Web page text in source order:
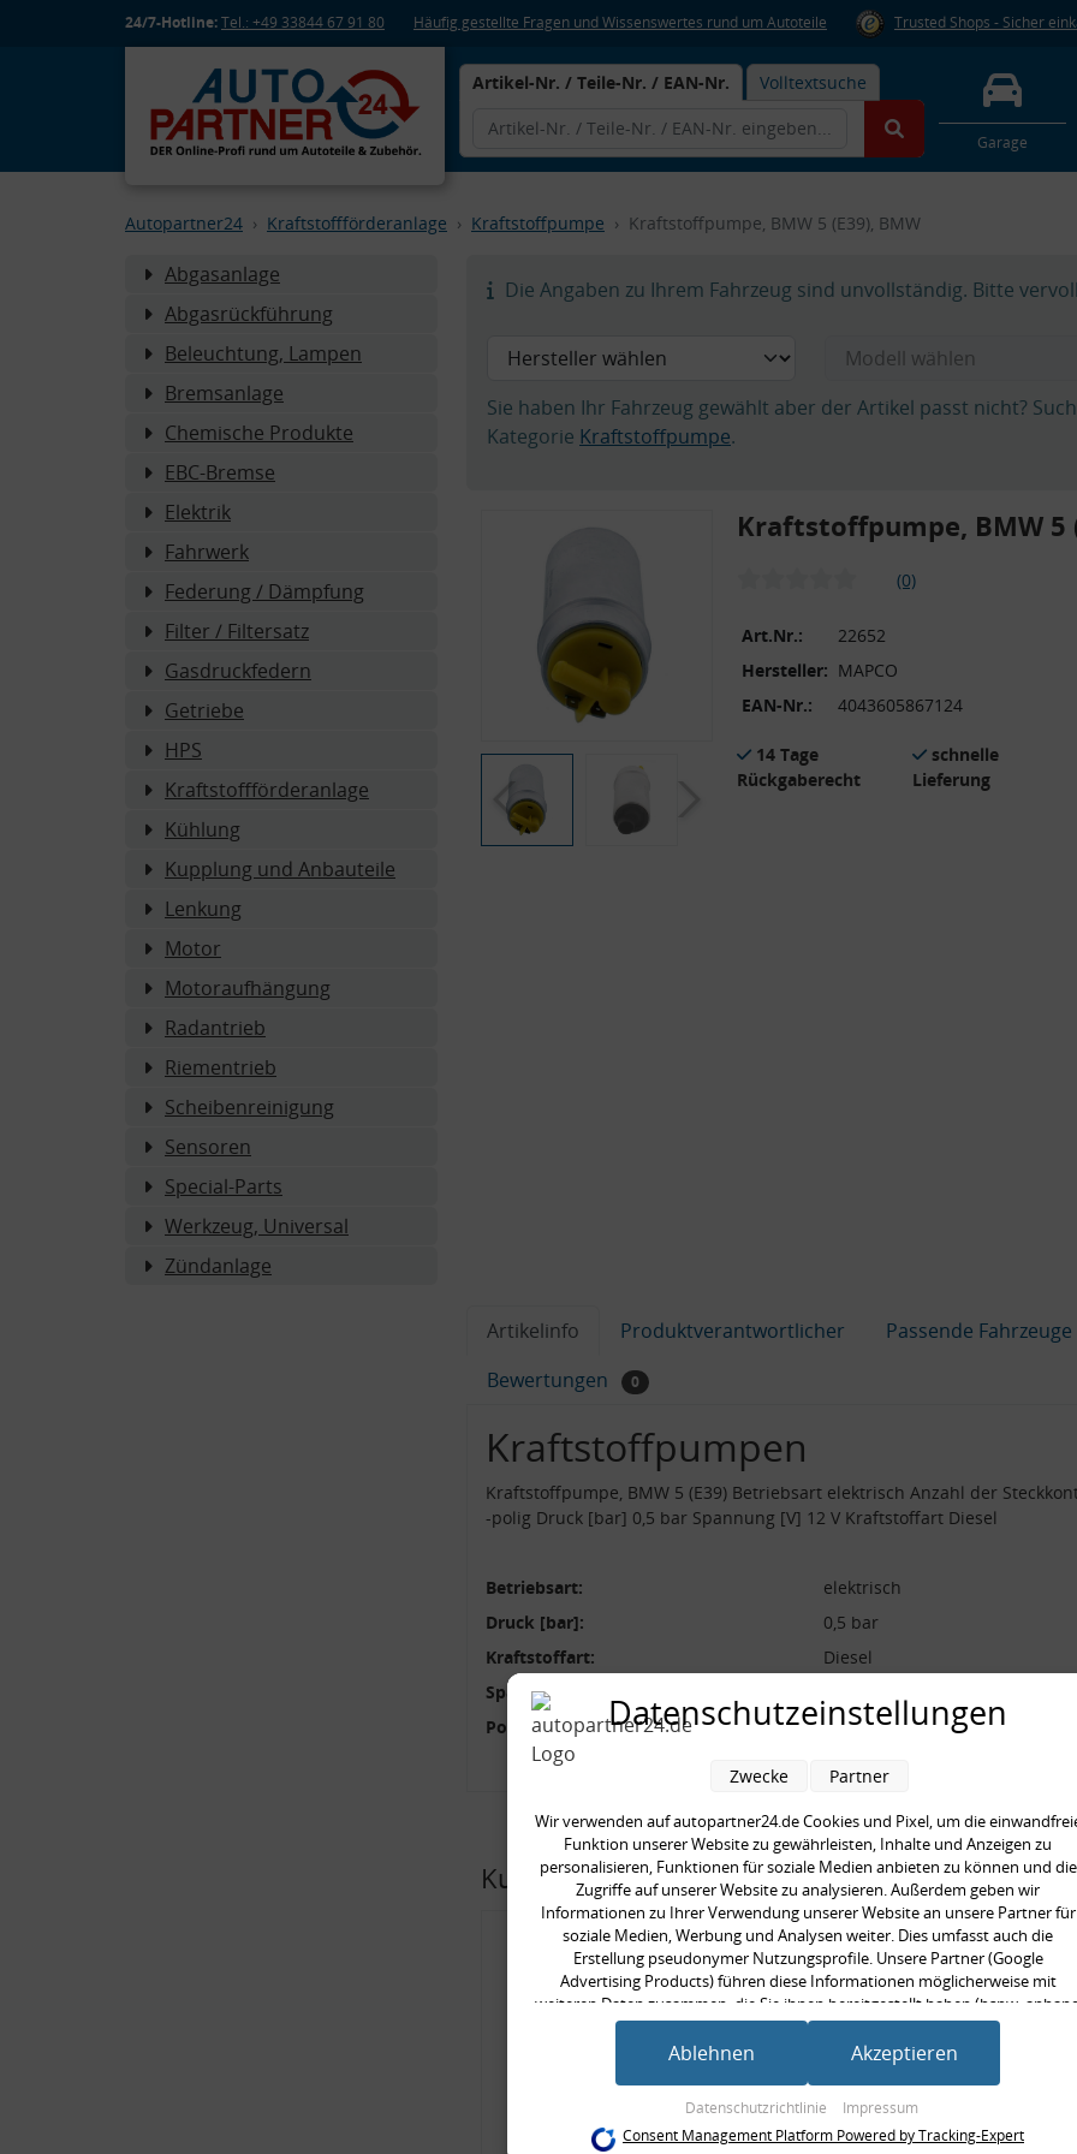
24/7-Hotline:Tel.: +49 33844 67 91 80 Häufig gestellte Fragen und Wissenswertes rund um Autoteile Trusted Shops - Sicher
Artikel-Nr. / Teile-Nr. / EAN-Nr. Volltextsuche
Garage
Autopartner24 Kraftstoffförderanlage Kraftstoffpumpe Kraftstoffpumpe, BMW 5 (E39), BMW
Abgasanlage
Abgasrückführung
Beleuchtung, Lampen
Bremsanlage
Chemische Produkte
EBC-Bremse
Elektrik
Fahrwerk
Federung / Dämpfung
Filter / Filtersatz
Gasdruckfedern
Getriebe
HPS
Kraftstoffförderanlage
Kühlung
Kupplung und Anbauteile
Lenkung
Motor
Motoraufhängung
Radantrieb
Riementrieb
Scheibenreinigung
Sensoren
Special-Parts
Werkzeug, Universal
Zündanlage
Die Angaben zu Ihrem Fahrzeug sind unvollständig. Bitte
Sie haben Ihr Fahrzeug gewählt aber der Artikel passt nicht?
Kategorie Kraftstoffpumpe.
Kraftstoffpumpe, BMW 5
(0)
Art.Nr.:
22652
Hersteller: MAPCO
EAN-Nr.:
4043605867124
14 Tage
Rückgaberecht
schnelle
Lieferung
Artikelinfo Produktverantwortlicher
Passende Fahrzeuge
Bewertungen
0
Kraftstoffpumpen
Kraftstoffpumpe, BMW 5 (E39) Betriebsart elektrisch Anzahl der
-polig Druck [bar] 0,5 bar Spannung [V] 12 V Kraftstoffart Diesel
Betriebsart:
elektrisch
Druck [bar]:
0,5 bar
Kraftstoffart:
Diesel
Spannung [V]:
Pol-Anzahl:
2 -polig
Kunden kauften auch
Datenschutzeinstellungen
Wir verwenden auf autopartner24.de Cookies und Pixel, um die
Funktion unserer Website zu gewährleisten, Inhalte und Anzeigen zu
personalisieren, Funktionen für soziale Medien anbieten zu können und die
Zugriffe auf unserer Website zu analysieren. Außerdem geben wir
Informationen zu Ihrer Verwendung unserer Website an unsere Partner für
soziale Medien, Werbung und Analysen weiter. Dies umfasst auch die
Erstellung pseudonymer Nutzungsprofile. Unsere Partner (Google
Advertising Products) führen diese Informationen möglicherweise mit
weiteren Daten zusammen, die Sie ihnen bereitgestellt haben (bspw.
eines persönlichen Accounts) oder welche sie im Rahmen Ihrer Nutzung der
Dienste gesammelt haben (bspw. Nutzungsdaten anderer Geräte). Ihre
Einwilligung zur Nutzung von Cookies und Pixeln können Sie jederzeit
dort die entsprechenden Anpassungen vornehmen.
Datenschutzrichtlinie Impressum
Zwecke Partner
Ablehnen Akzeptieren
Consent Management Platform Powered by Tracking-Expert